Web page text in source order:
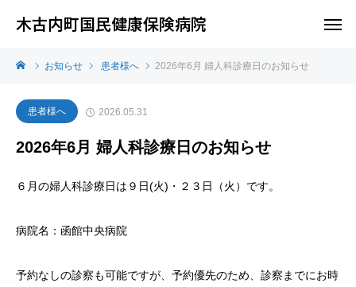
木古内町国民健康保険病院
お知らせ 患者様へ 2026年6月 婦人科診療日のお知らせ
患者様へ 2026.05.31
2026年6月 婦人科診療日のお知らせ
６月の婦人科診療日は９日(火)・２３日（火）です。
病院名：函館中央病院
予約なしの診察も可能ですが、予約優先のため、診察までにお時